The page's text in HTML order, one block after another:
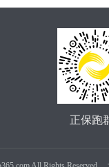
正保跑